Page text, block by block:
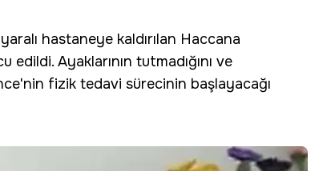
hastaneye kaldırılan Haccana
Ayaklarının tutmadığını ve
fizik tedavi sürecinin başlayacağı